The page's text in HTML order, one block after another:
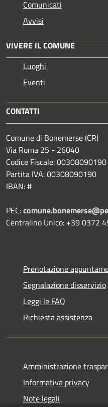
Comunicati
Avvisi
VIVERE IL COMUNE
Luoghi
Eventi
CONTATTI
Comune di Bonemerse (CR)
Via Roma 25 - 26040
Codice Fiscale: 00308090190
Partita IVA: 00308090190
IBAN: #
PEC:
Centralino Unico: +39 0372
Prenotazione
Segnalazione disservizio
Leggi le FAQ
Richiesta assistenza
Amministrazione
Informativa privacy
Note legali